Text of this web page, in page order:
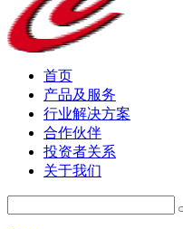
首页
产品及服务
行业解决方案
合作伙伴
投资者关系
关于我们